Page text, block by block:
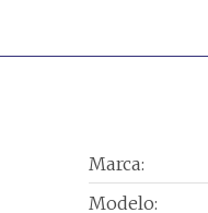
Marca:
Modelo: